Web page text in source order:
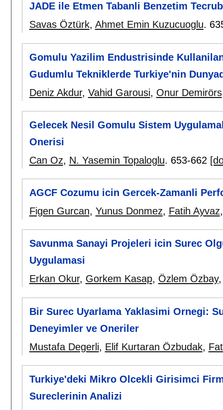
JADE ile Etmen Tabanli Benzetim
Savas Öztürk, Ahmet Emin Kuzucuoglu.
Gomulu Yazilim Endustrisinde
Gudumlu Tekniklerde Turkiye'nin
Deniz Akdur, Vahid Garousi, Onur Demirörs
Gelecek Nesil Gomulu Sistem
Onerisi
Can Oz, N. Yasemin Topaloglu. 653-662
AGCF Cozumu icin Gercek-Zamanli
Figen Gurcan, Yunus Donmez, Fatih Ayvaz
Savunma Sanayi Projeleri icin Surec
Uygulamasi
Erkan Okur, Gorkem Kasap, Özlem Özbay
Bir Surec Uyarlama Yaklasimi Ornegi:
Deneyimler ve Oneriler
Mustafa Degerli, Elif Kurtaran Özbudak,
Turkiye'deki Mikro Olcekli Girisimci
Sureclerinin Analizi